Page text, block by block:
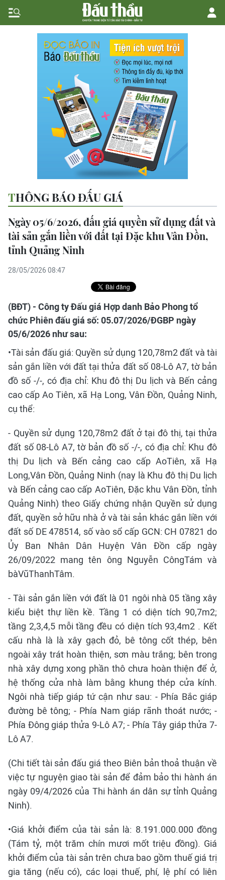
THÔNG BÁO ĐẤU GIÁ
Ngày 05/6/2026, đấu giá quyền sử dụng đất và
tài sản gắn liền với đất tại Đặc khu Vân Đồn,
tỉnh Quảng Ninh
28/05/2026 08:47
(BĐT) - Công ty Đấu giá Hợp danh Bảo Phong tổ
chức Phiên đấu giá số: 05.07/2026/ĐGBP ngày
05/6/2026 như sau:
•Tài sản đấu giá: Quyền sử dụng 120,78m2 đất và tài
sản gắn liền với đất tại thửa đất số 08-Lô A7, tờ bản
đồ số -/-, có địa chỉ: Khu đô thị Du lịch và Bến cảng
cao cấp Ao Tiên, xã Hạ Long, Vân Đồn, Quảng Ninh,
cụ thể:
- Quyền sử dụng 120,78m2 đất ở tại đô thị, tại thửa
đất số 08-Lô A7, tờ bản đồ số -/-, có địa chỉ: Khu đô
thị Du lịch và Bến cảng cao cấp AoTiên, xã Hạ
Long,Vân Đồn, Quảng Ninh (nay là Khu đô thị Du lịch
và Bến cảng cao cấp AoTiên, Đặc khu Vân Đồn, tỉnh
Quảng Ninh) theo Giấy chứng nhận Quyền sử dụng
đất, quyền sở hữu nhà ở và tài sản khác gắn liền với
đất số DE 478514, số vào sổ cấp GCN: CH 07821 do
Ủy Ban Nhân Dân Huyện Vân Đồn cấp ngày
26/09/2022 mang tên ông Nguyễn CôngTám và
bàVũThanhTâm.
- Tài sản gắn liền với đất là 01 ngôi nhà 05 tầng xây
kiểu biệt thự liền kề. Tầng 1 có diện tích 90,7m2;
tầng 2,3,4,5 mỗi tầng đều có diện tích 93,4m2 . Kết
cấu nhà là là xây gạch đỏ, bê tông cốt thép, bên
ngoài xây trát hoàn thiện, sơn màu trắng; bên trong
nhà xây dựng xong phần thô chưa hoàn thiện để ở,
hệ thống cửa nhà làm bằng khung thép cửa kính.
Ngôi nhà tiếp giáp tứ cận như sau: - Phía Bắc giáp
đường bê tông; - Phía Nam giáp rãnh thoát nước; -
Phía Đông giáp thửa 9-Lô A7; - Phía Tây giáp thửa 7-
Lô A7.
(Chi tiết tài sản đấu giá theo Biên bản thoả thuận về
việc tự nguyện giao tài sản để đảm bảo thi hành án
ngày 09/4/2026 của Thi hành án dân sự tỉnh Quảng
Ninh).
•Giá khởi điểm của tài sản là: 8.191.000.000 đồng
(Tám tỷ, một trăm chín mươi mốt triệu đồng). Giá
khởi điểm của tài sản trên chưa bao gồm thuế giá trị
gia tăng (nếu có), các loại thuế, phí, lệ phí có liên